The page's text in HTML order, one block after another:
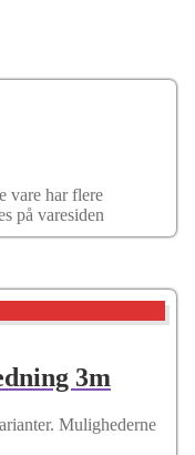
vare har flere
på varesiden
3m
Mulighederne